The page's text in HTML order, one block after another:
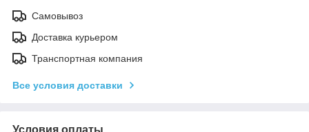
Самовывоз
Доставка курьером
Транспортная компания
Все условия доставки
Условия оплаты